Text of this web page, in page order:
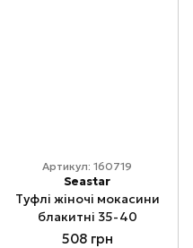
Артикул: 160719
Seastar
Туфлі жіночі мокасини
блакитні 35-40
508 грн